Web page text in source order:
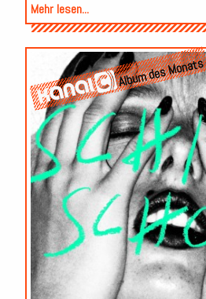
Mehr lesen...
Album des Monats